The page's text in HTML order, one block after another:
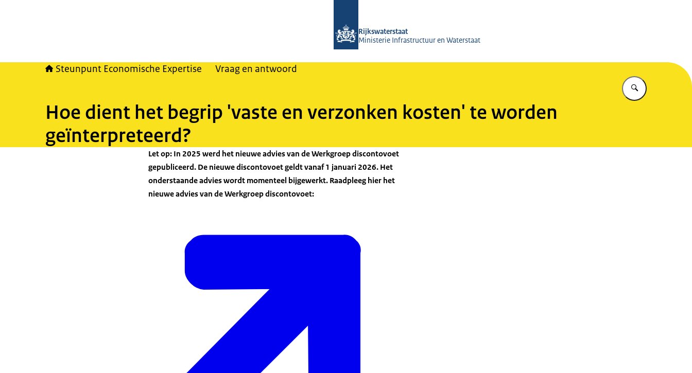
Rijkswaterstaat
Ministerie Infrastructuur en Waterstaat
Steunpunt Economische Expertise Vraag en antwoord
Vul in wat u
Hoe dient het begrip 'vaste en verzonken kosten' te worden
geïnterpreteerd?
Let op: In 2025 werd het nieuwe advies van de Werkgroep discontovoet
gepubliceerd. De nieuwe discontovoet geldt vanaf 1 januari 2026. Het
onderstaande advies wordt momenteel bijgewerkt. Raadpleeg hier het
nieuwe advies van de Werkgroep discontovoet: